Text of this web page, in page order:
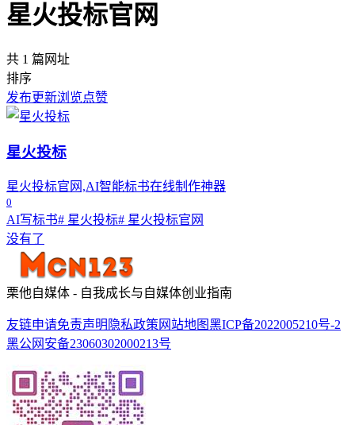
星火投标官网
共 1 篇网址
排序
发布更新浏览点赞
星火投标
星火投标官网,AI智能标书在线制作神器
0
AI写标书# 星火投标# 星火投标官网
没有了
栗他自媒体 - 自我成长与自媒体创业指南
友链申请免责声明 隐私政策 网站地图黑ICP备2022005210号-2
黑公网安备23060302000213号